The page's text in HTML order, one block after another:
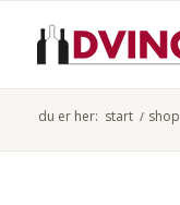
du er her: start / shop